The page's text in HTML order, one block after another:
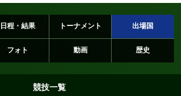
日程・結果 トーナメント 出場国
フォト 動画 歴史
競技一覧